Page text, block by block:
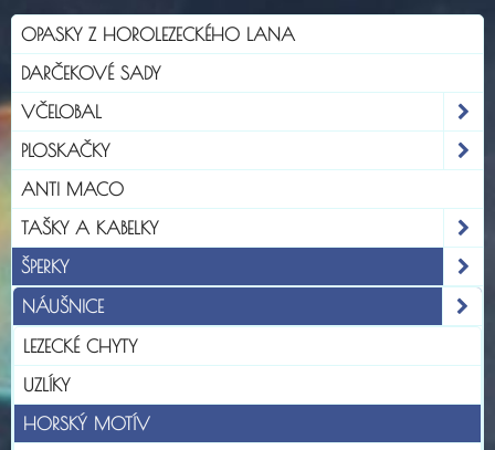
OPASKY Z HOROLEZECKÉHO LANA
DARČEKOVÉ SADY
VČELOBAL
PLOSKAČKY
ANTI MACO
TAŠKY A KABELKY
ŠPERKY
NÁUŠNICE
LEZECKÉ CHYTY
UZLÍKY
HORSKÝ MOTÍV